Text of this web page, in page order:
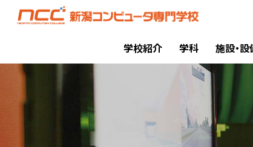
学校紹介 学科 施設・設